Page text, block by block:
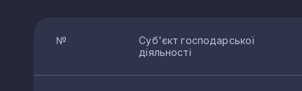
№
Суб'єкт господарської
діяльності